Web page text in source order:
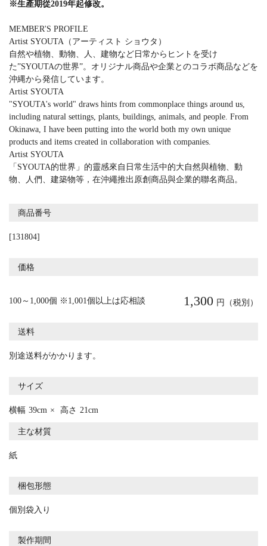
※生產期從2019年起修改。
MEMBER'S PROFILE
Artist SYOUTA（アーティスト ショウタ）
自然や植物、動物、人、建物など日常からヒントを受け
た”SYOUTAの世界”。オリジナル商品や企業とのコラボ商品などを
沖縄から発信しています。
Artist SYOUTA
"SYOUTA's world" draws hints from commonplace things around us,
including natural settings, plants, buildings, animals, and people. From
Okinawa, I have been putting into the world both my own unique
products and items created in collaboration with companies.
Artist SYOUTA
「SYOUTA的世界」的靈感來自日常生活中的大自然與植物、動
物、人們、建築物等，在沖繩推出原創商品與企業的聯名商品。
商品番号
[131804]
価格
100～1,000個 ※1,001個以上は応相談 1,300 円（税別）
送料
別途送料がかかります。
サイズ
横幅 39cm 高さ 21cm
主な材質
紙
梱包形態
個別袋入り
製作期間